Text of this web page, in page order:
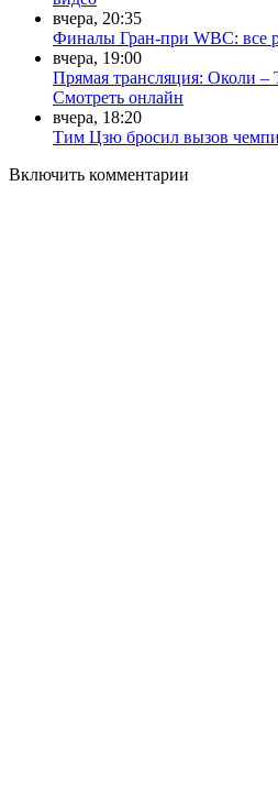
вчера, 20:35
Финалы Гран-при WBC: все
вчера, 19:00
Прямая трансляция: Околи –
Смотреть онлайн
вчера, 18:20
Тим Цзю бросил вызов
Включить комментарии